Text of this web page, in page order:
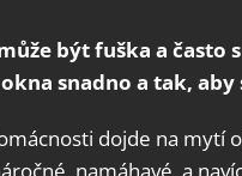
být fuška a často
snadno a tak, aby
dojde na mytí